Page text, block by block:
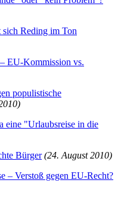
Reding im Ton
EU-Kommission vs.
populistische
eine "Urlaubsreise in die
Bürger (24. August 2010)
– Verstoß gegen EU-Recht?